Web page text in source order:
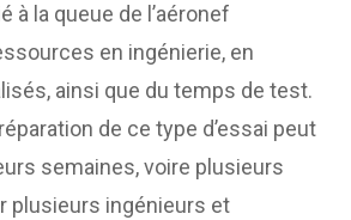
à la queue de l’aéronef
en ingénierie, en
ainsi que du temps de test.
de ce type d’essai peut
semaines, voire plusieurs
plusieurs ingénieurs et